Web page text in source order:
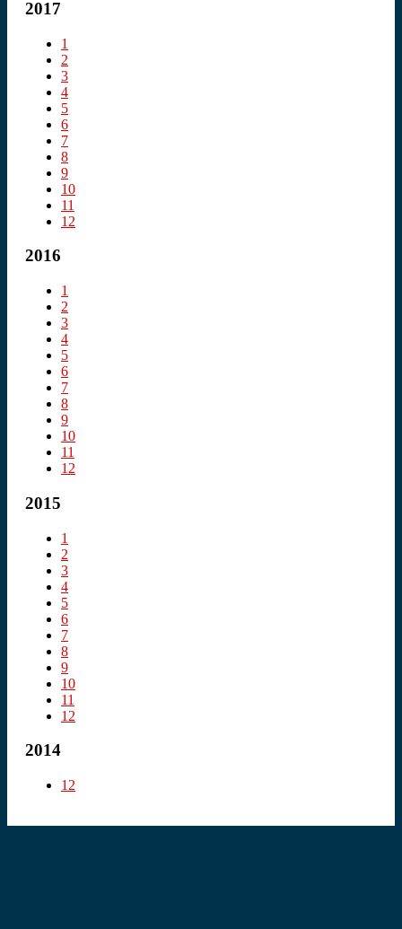
2017
1
2
3
4
5
6
7
8
9
10
11
12
2016
1
2
3
4
5
6
7
8
9
10
11
12
2015
1
2
3
4
5
6
7
8
9
10
11
12
2014
12